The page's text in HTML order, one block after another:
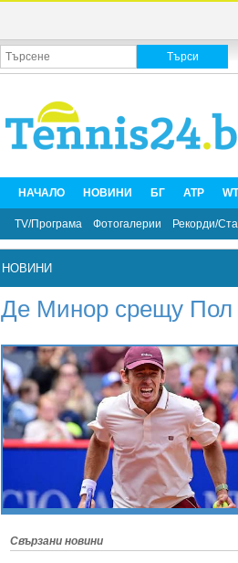
НАЧАЛО НОВИНИ БГ ATP
TV/Програма Фотогалерии Рекорди/
НОВИНИ
Де Минор срещу Пол
Свързани новини